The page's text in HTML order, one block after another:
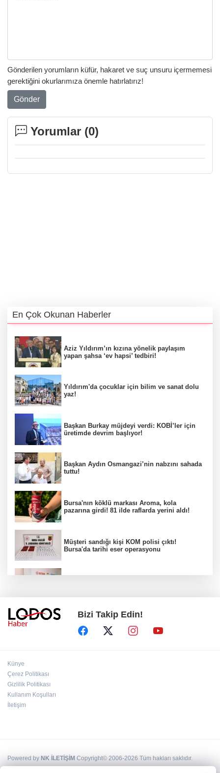
Gönderilen yorumların küfür, hakaret ve suç unsuru içermemesi
gerektiğini okurlarımıza önemle hatırlatırız!
Gönder
Yorumlar (0)
En Çok Okunan Haberler
Aziz Yıldırım’ın kızına yönelik paylaşım
yapan şahsa ‘ev hapsi’ tedbiri!
Yıldırım'da çocuklar için bilim ve sanat dolu
yaz!
Başkan Burkay müjdeyi verdi: KOBİ’ler için
üretimde devrim başlıyor!
Başkan Aydın Osmangazi’nin nabzını sahada
tuttu!
Bursa'nın köklü markası Aroma, kola
pazarına girdi! 81 ilde raflarda yerini aldı!
Müşteri sandığı kişi KOM polisi çıktı!
Bursa'da tarihi eser operasyonu
Yıldırım Belediyesi'nden uluslararası
geleceğe taşınacak!
Bizi Takip Edin!
Künye
Çerez Politikası
Gizlilik Politikası
Kullanım Koşulları
İletişim
Powered by NK İLETİŞİM Copyright© 2006-2026 Tüm hakları saklıdır.